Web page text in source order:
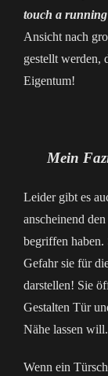
touch a running
Ansicht nach
gestellt werden,
Eigentum!
Mein
Leider gibt es
anscheinend
begriffen haben.
Gefahr sie für
darstellen! Sie
Gestalten Tür
Nähe lassen will.
Wenn ein